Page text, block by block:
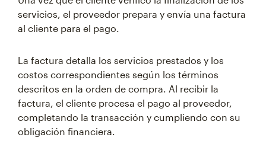
servicios, el proveedor prepara y envía una factura
al cliente para el pago.
La factura detalla los servicios prestados y los
costos correspondientes según los términos
descritos en la orden de compra. Al recibir la
factura, el cliente procesa el pago al proveedor,
completando la transacción y cumpliendo con su
obligación financiera.